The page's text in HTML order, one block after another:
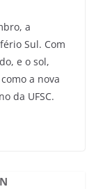
a
Sul. Com
e o sol,
a nova
da UFSC.